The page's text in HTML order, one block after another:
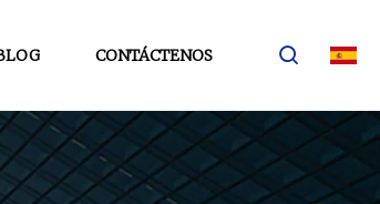
CONTÁCTENOS